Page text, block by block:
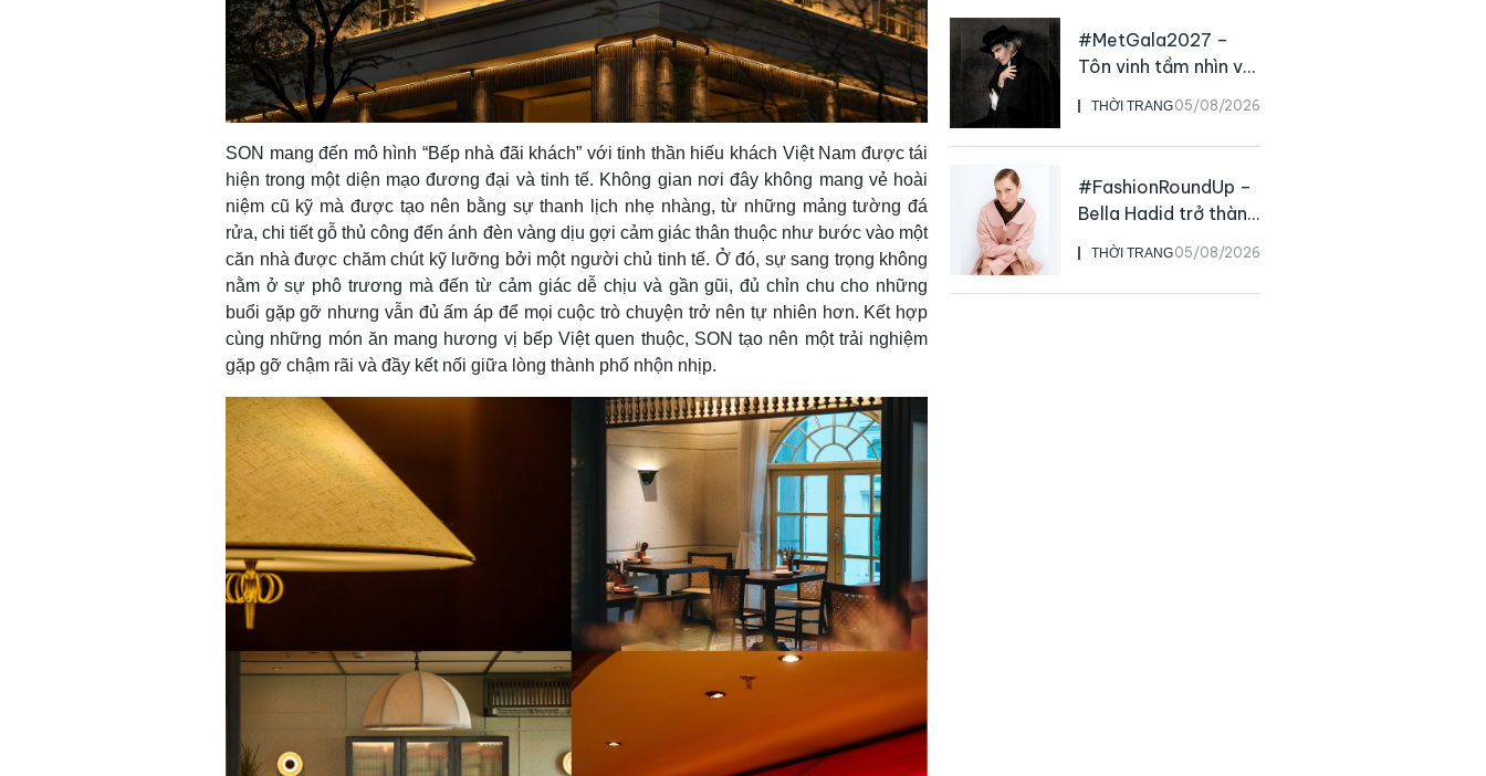
SON mang đến mô hình “Bếp nhà đãi khách” với tinh thần hiếu khách Việt Nam được tái
hiện trong một diện mạo đương đại và tinh tế. Không gian nơi đây không mang vẻ hoài
niệm cũ kỹ mà được tạo nên bằng sự thanh lịch nhẹ nhàng, từ những mảng tường đá
rửa, chi tiết gỗ thủ công đến ánh đèn vàng dịu gợi cảm giác thân thuộc như bước vào một
căn nhà được chăm chút kỹ lưỡng bởi một người chủ tinh tế. Ở đó, sự sang trọng không
nằm ở sự phô trương mà đến từ cảm giác dễ chịu và gần gũi, đủ chỉn chu cho những
buổi gặp gỡ nhưng vẫn đủ ấm áp để mọi cuộc trò chuyện trở nên tự nhiên hơn. Kết hợp
cùng những món ăn mang hương vị bếp Việt quen thuộc, SON tạo nên một trải nghiệm
gặp gỡ chậm rãi và đầy kết nối giữa lòng thành phố nhộn nhịp.
THỜI TRANG05/08/2026
#MetGala2027 –
Tôn vinh tầm nhìn và
sức ảnh hưởng sâu
rộng của NTK John
Galliano
THỜI TRANG05/08/2026
#FashionRoundUp –
Bella Hadid trở thành
Đại sứ Toàn cầu của
Prada Beauty,
CHANEL mua lại